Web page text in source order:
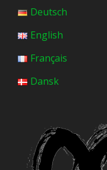
Deutsch
English
Français
Dansk